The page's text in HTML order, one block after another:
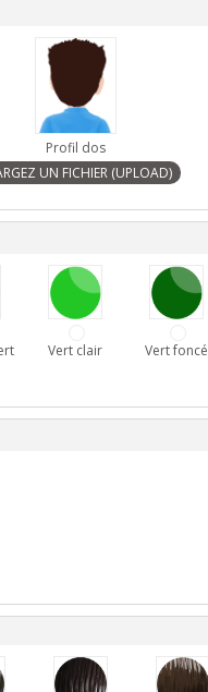
Profil dos
Vert clair Vert foncé